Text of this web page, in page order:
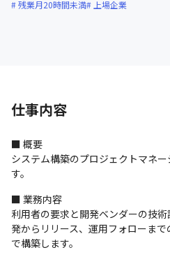
残業月20時間未満 上場企業
仕事内容
■ 概要
システム構築のプロジェクトマネ
す。
■ 業務内容
利用者の要求と開発ベンダーの技
発からリリース、運用フォローま
で構築します。